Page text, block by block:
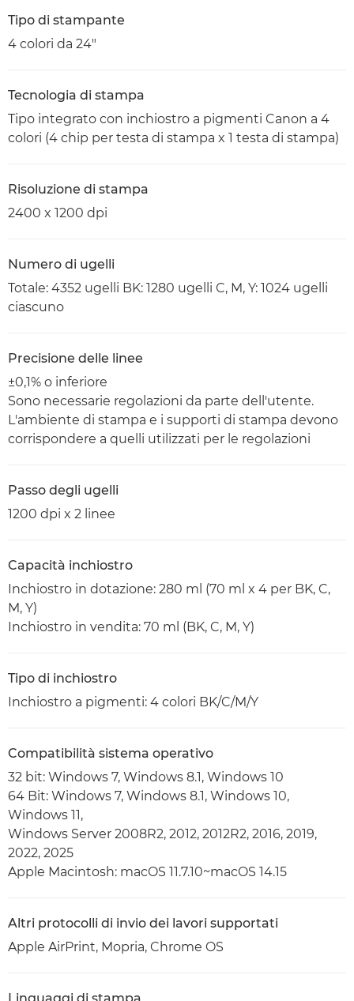
Tipo di stampante
4 colori da 24"
Tecnologia di stampa
Tipo integrato con inchiostro a pigmenti Canon a 4
colori (4 chip per testa di stampa x 1 testa di stampa)
Risoluzione di stampa
2400 x 1200 dpi
Numero di ugelli
Totale: 4352 ugelli BK: 1280 ugelli C, M, Y: 1024 ugelli
ciascuno
Precisione delle linee
±0,1% o inferiore
Sono necessarie regolazioni da parte dell'utente.
L'ambiente di stampa e i supporti di stampa devono
corrispondere a quelli utilizzati per le regolazioni
Passo degli ugelli
1200 dpi x 2 linee
Capacità inchiostro
Inchiostro in dotazione: 280 ml (70 ml x 4 per BK, C,
M, Y)
Inchiostro in vendita: 70 ml (BK, C, M, Y)
Tipo di inchiostro
Inchiostro a pigmenti: 4 colori BK/C/M/Y
Compatibilità sistema operativo
32 bit: Windows 7, Windows 8.1, Windows 10
64 Bit: Windows 7, Windows 8.1, Windows 10,
Windows 11,
Windows Server 2008R2, 2012, 2012R2, 2016, 2019,
2022, 2025
Apple Macintosh: macOS 11.7.10~macOS 14.15
Altri protocolli di invio dei lavori supportati
Apple AirPrint, Mopria, Chrome OS